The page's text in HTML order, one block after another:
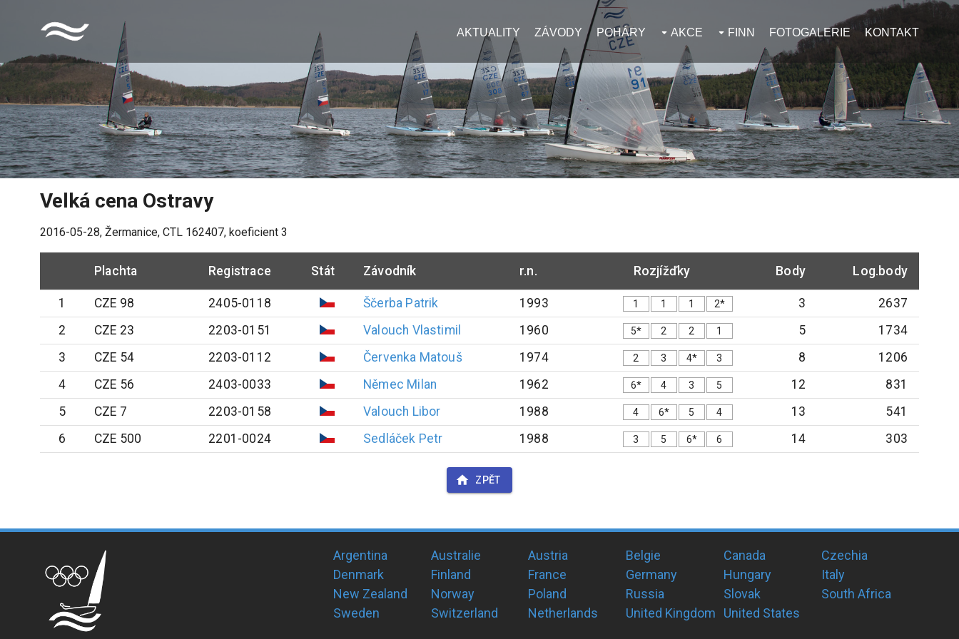
AKTUALITY ZÁVODY POHÁRY AKCE FINN FOTOGALERIE KONTAKT
Velká cena Ostravy
2016-05-28, Žermanice, CTL 162407, koeficient 3
Plachta Registrace Stát Závodník r.n. Rozjížďky Body Log.body
1 CZE 98 2405-0118 Ščerba Patrik 1993 1 1 1 2* 3
2637
2
CZE 23 2203-0151 Valouch Vlastimil 1960 5* 2 2 1 5
1734
3
CZE 54 2203-0112 Červenka Matouš 1974 2 3 4* 3 8
1206
4
CZE 56 2403-0033 Němec Milan 1962 6* 4 3 5 12
831
5
CZE 7 2203-0158 Valouch Libor 1988 4 6* 5 4 13
541
6
CZE 500 2201-0024 Sedláček Petr 1988 3 5 6* 6 14 303
ZPĚT
Argentina Australie Austria Belgie Canada
Czechia
Denmark
Finland France Germany Hungary
Italy
New Zealand
Norway Poland Russia Slovak
South Africa
Sweden
Switzerland Netherlands United Kingdom United States